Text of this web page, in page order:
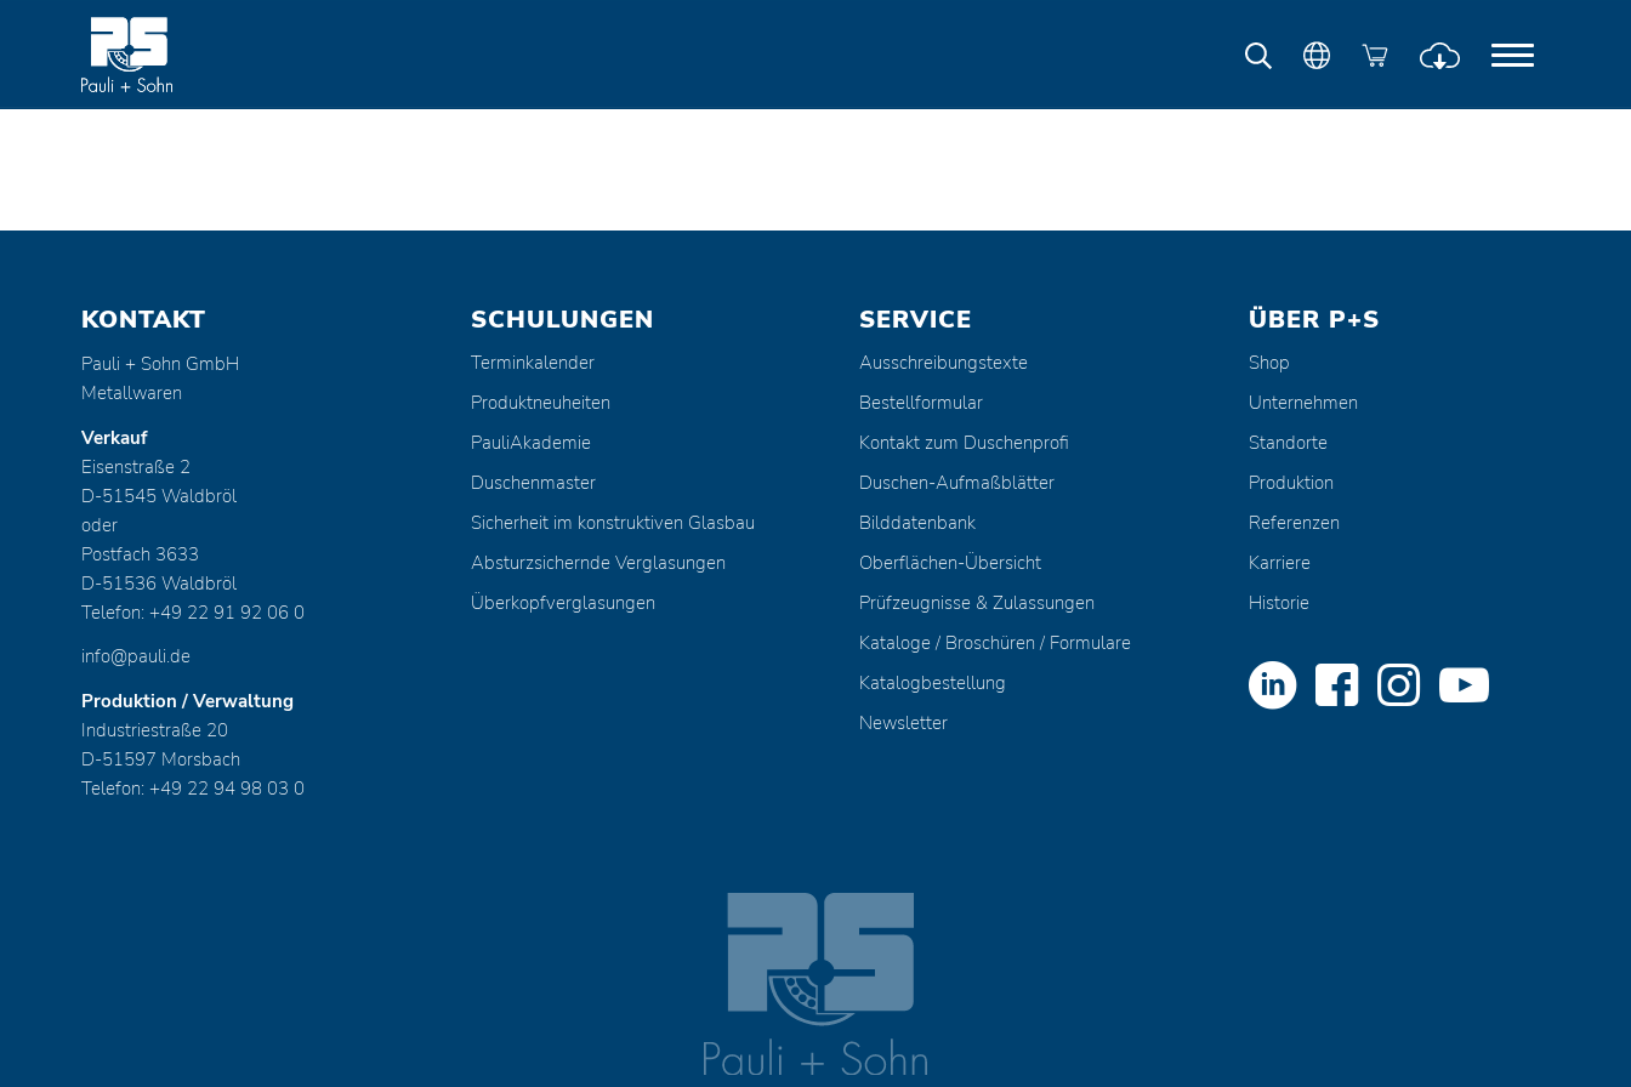
KONTAKT
Pauli + Sohn GmbH
Metallwaren
Verkauf
Eisenstraße 2
D-51545 Waldbröl
oder
Postfach 3633
D-51536 Waldbröl
Telefon: +49 22 91 92 06 0
info@pauli.de
Produktion / Verwaltung
Industriestraße 20
D-51597 Morsbach
Telefon: +49 22 94 98 03 0
SCHULUNGEN
Terminkalender
Produktneuheiten
PauliAkademie
Duschenmaster
Sicherheit im konstruktiven Glasbau
Absturzsichernde Verglasungen
Überkopfverglasungen
SERVICE
Ausschreibungstexte
Bestellformular
Kontakt zum Duschenprofi
Duschen-Aufmaßblätter
Bilddatenbank
Oberflächen-Übersicht
Prüfzeugnisse & Zulassungen
Kataloge / Broschüren / Formulare
Katalogbestellung
Newsletter
ÜBER P+S
Shop
Unternehmen
Standorte
Produktion
Referenzen
Karriere
Historie